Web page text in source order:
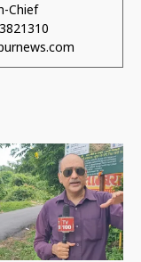
Chief